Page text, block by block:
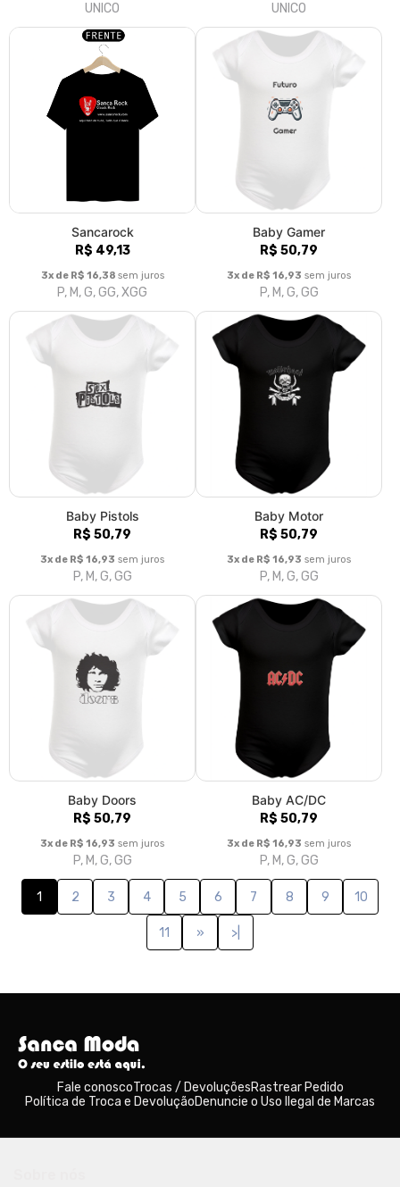
UNICO UNICO
Sancarock
R$ 49,13
3x de R$ 16,38 sem juros
P, M, G, GG, XGG
Baby Gamer
R$ 50,79
3x de R$ 16,93 sem juros
P, M, G, GG
Baby Pistols
R$ 50,79
3x de R$ 16,93 sem juros
P, M, G, GG
Baby Motor
R$ 50,79
3x de R$ 16,93 sem juros
P, M, G, GG
Baby Doors
R$ 50,79
3x de R$ 16,93 sem juros
P, M, G, GG
Baby AC/DC
R$ 50,79
3x de R$ 16,93 sem juros
P, M, G, GG
1 2 3 4 5 6 7 8 9 10
11 » >|
Fale conoscoTrocas / DevoluçõesRastrear Pedido
Política de Troca e DevoluçãoDenuncie o Uso Ilegal de Marcas